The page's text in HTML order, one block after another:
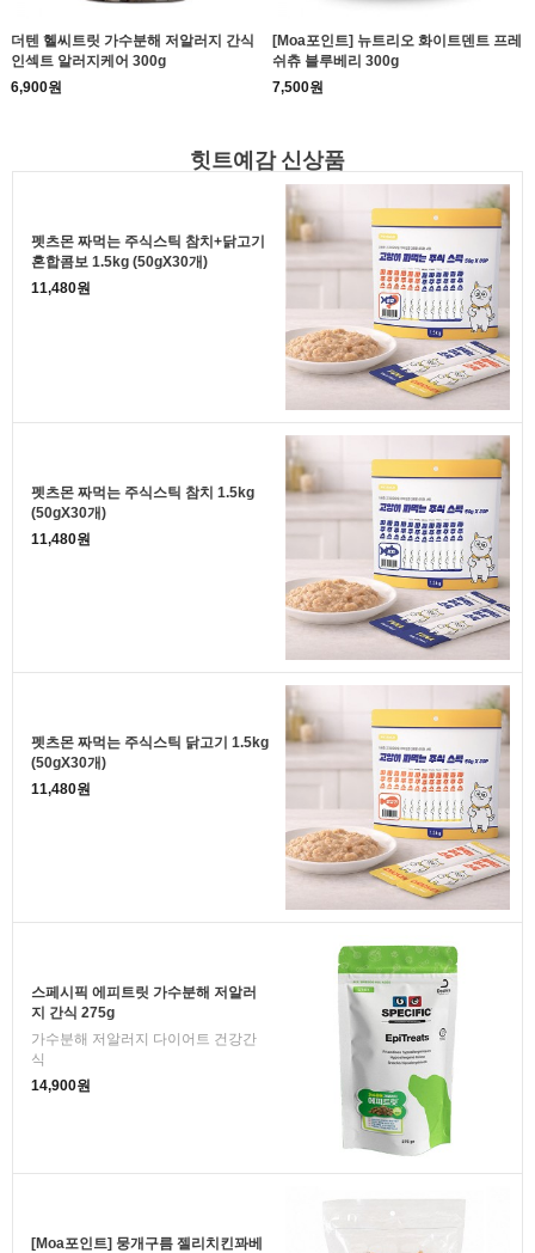
더텐 헬씨트릿 가수분해 저알러지 간식
인섹트 알러지케어 300g
6,900원
[Moa포인트] 뉴트리오 화이트덴트 프레
쉬츄 블루베리 300g
7,500원
힛트예감 신상품
펫츠몬 짜먹는 주식스틱 참치+닭고기
혼합콤보 1.5kg (50gX30개)
11,480원
펫츠몬 짜먹는 주식스틱 참치 1.5kg
(50gX30개)
11,480원
펫츠몬 짜먹는 주식스틱 닭고기 1.5kg
(50gX30개)
11,480원
스페시픽 에피트릿 가수분해 저알러
지 간식 275g
가수분해 저알러지 다이어트 건강간
식
14,900원
[Moa포인트] 뭉개구름 젤리치킨꽈베